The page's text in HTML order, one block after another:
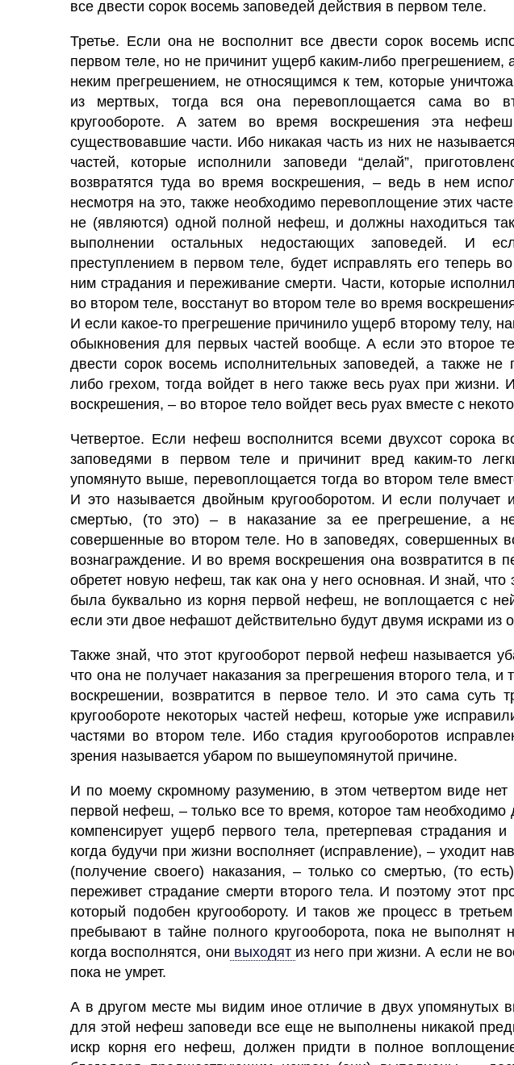
все двести сорок восемь заповедей действия в первом теле.
Третье. Если она не восполнит все двести сорок восемь
первом теле, но не причинит ущерб каким-либо прегрешением,
неким прегрешением, не относящимся к тем, которые
из мертвых, тогда вся она перевоплощается сама во
кругообороте. А затем во время воскрешения эта
существовавшие части. Ибо никакая часть из них не
частей, которые исполнили заповеди “делай”,
возвратятся туда во время воскрешения, – ведь в нем
несмотря на это, также необходимо перевоплощение этих
не (являются) одной полной нефеш, и должны находиться
выполнении остальных недостающих заповедей. И
преступлением в первом теле, будет исправлять его теперь
ним страдания и переживание смерти. Части, которые
во втором теле, восстанут во втором теле во время
И если какое-то прегрешение причинило ущерб второму телу,
обыкновения для первых частей вообще. А если это второе
двести сорок восемь исполнительных заповедей, а также не
либо грехом, тогда войдет в него также весь руах при жизни.
воскрешения, – во второе тело войдет весь руах вместе с
Четвертое. Если нефеш восполнится всеми двухсот сорока
заповедями в первом теле и причинит вред каким-то
упомянуто выше, перевоплощается тогда во втором теле
И это называется двойным кругооборотом. И если получает
смертью, (то это) – в наказание за ее прегрешение, а
совершенные во втором теле. Но в заповедях, совершенных
вознаграждение. И во время воскрешения она возвратится в
обретет новую нефеш, так как она у него основная. И знай,
была буквально из корня первой нефеш, не воплощается с
если эти двое нефашот действительно будут двумя искрами из
Также знай, что этот кругооборот первой нефеш называется
что она не получает наказания за прегрешения второго тела, и
воскрешении, возвратится в первоетело. И это сама суть
кругообороте некоторых частей нефеш, которые уже
частями во втором теле. Ибо стадия кругооборотов
зрения называется убаром по вышеупомянутой причине.
И по моему скромному разумению, в этом четвертом виде
первой нефеш, – только все то время, которое там
компенсирует ущерб первого тела, претерпевая страдания
когда будучи при жизни восполняет (исправление), – уходит
(получение своего) наказания, – только со смертью, (то
переживет страдание смерти второго тела. И поэтому этот
который подобен кругообороту. И таков же процесс в
пребывают в тайне полного кругооборота, пока не
когда восполнятся, они выходят из него при жизни. А если не
пока не умрет.
А в другом месте мы видим иное отличие в двух упомянутых
для этой нефеш заповеди все еще не выполнены никакой
искр корня его нефеш, должен придти в полное